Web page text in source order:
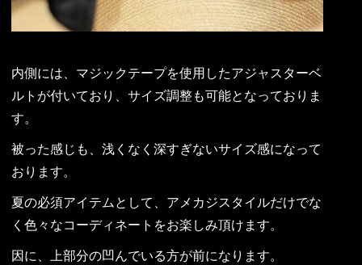
内側には、マジックテープを使用したアジャスターベ
ルトが付いており、サイズ調整も可能となっておりま
す。
被った感じも、浅くなく深すぎないサイズ感になって
おります。
夏の必須アイテムとして、アメカジスタイルだけでな
く色々なコーディネートをお楽しみ頂けます。
因に、上部分の凹んでいる方が前になります。